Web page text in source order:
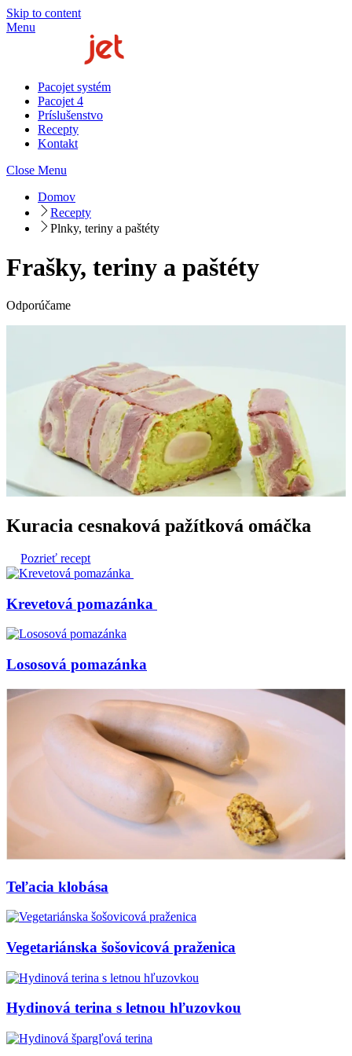
Skip to content
Menu
Pacojet systém
Pacojet 4
Príslušenstvo
Recepty
Kontakt
Close Menu
Domov
Recepty
Plnky, teriny a paštéty
Frašky, teriny a paštéty
Odporúčame
Kuracia cesnaková pažítková omáčka
Pozrieť recept
Krevetová pomazánka
Lososová pomazánka
Teľacia klobása
Vegetariánska šošovicová praženica
Hydinová terina s letnou hľuzovkou